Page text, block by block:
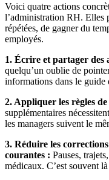
Voici quatre actions
l’administration RH. Elles
répétées, de gagner du
employés.
1. Écrire et partager des
quelqu’un oublie de
informations dans le guide
2. Appliquer les règles
supplémentaires
les managers suivent le
3. Réduire les
courantes : Pauses,
médicaux. C’est souvent